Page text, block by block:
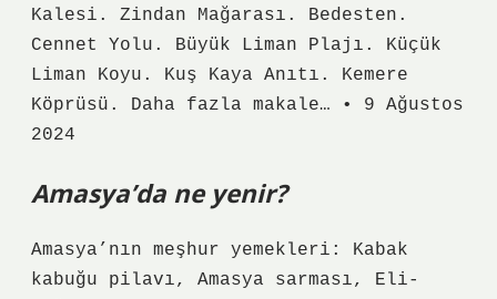
Kalesi. Zindan Mağarası. Bedesten.
Cennet Yolu. Büyük Liman Plajı. Küçük
Liman Koyu. Kuş Kaya Anıtı. Kemere
Köprüsü. Daha fazla makale… • 9 Ağustos
2024
Amasya’da ne yenir?
Amasya’nın meşhur yemekleri: Kabak
kabuğu pilavı, Amasya sarması, Eli-